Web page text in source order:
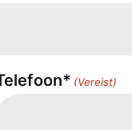
(Vereist)